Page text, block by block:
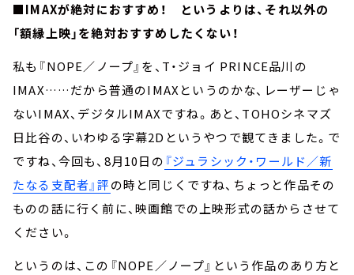
■IMAXが絶対におすすめ！ というよりは、それ以外の
「額縁上映」を絶対おすすめしたくない！
私も『NOPE／ノープ』を、T・ジョイ PRINCE品川の
IMAX……だから普通のIMAXというのかな、レーザーじゃ
ないIMAX、デジタルIMAXですね。あと、TOHOシネマズ
日比谷の、いわゆる字幕2Dというやつで観てきました。で
ですね、今回も、8月10日の 『ジュラシック・ワールド／新
たなる支配者』評の時と同じくですね、ちょっと作品その
ものの話に行く前に、映画館での上映形式の話からさせて
ください。
というのは、この『NOPE／ノープ』という作品のあり方と